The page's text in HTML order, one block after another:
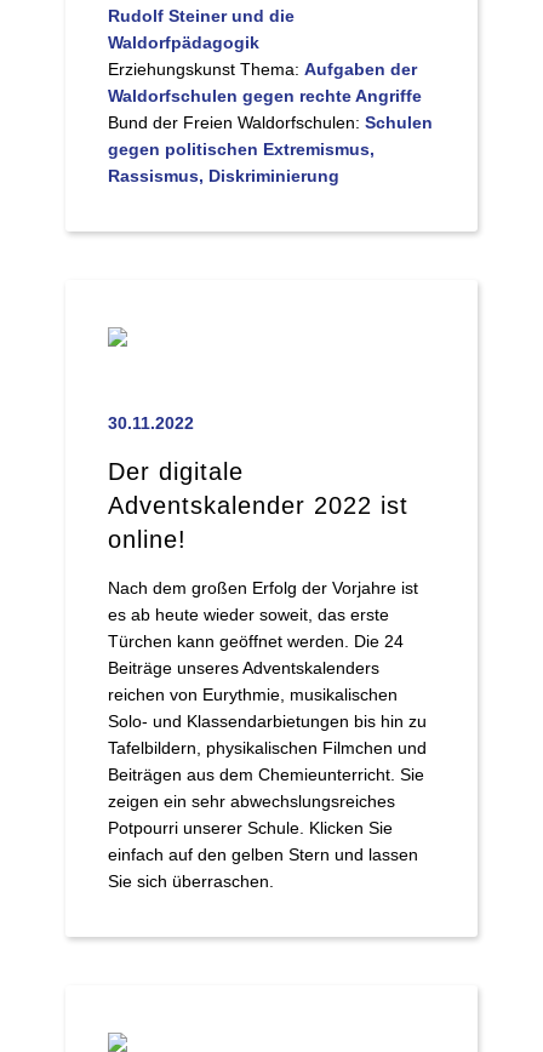
Rudolf Steiner und die
Waldorfpädagogik
Erziehungskunst Thema: Aufgaben der
Waldorfschulen gegen rechte Angriffe
Bund der Freien Waldorfschulen: Schulen
gegen politischen Extremismus,
Rassismus, Diskriminierung
30.11.2022
Der digitale
Adventskalender 2022 ist
online!
Nach dem großen Erfolg der Vorjahre ist
es ab heute wieder soweit, das erste
Türchen kann geöffnet werden. Die 24
Beiträge unseres Adventskalenders
reichen von Eurythmie, musikalischen
Solo- und Klassendarbietungen bis hin zu
Tafelbildern, physikalischen Filmchen und
Beiträgen aus dem Chemieunterricht. Sie
zeigen ein sehr abwechslungsreiches
Potpourri unserer Schule. Klicken Sie
einfach auf den gelben Stern und lassen
Sie sich überraschen.